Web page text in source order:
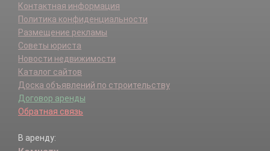
Ельдигино с.
Жилкино д.
Жуковка д.
Заветы Ильича мкр.
Зверосовхоза п.
Звягино мкр.
Зеленоградский дп.
Зеленый п.
Зеленый Городок п.
И.Арманд мкр.
Контактная информация
Политика конфиденциальности
Размещение рекламы
Советы юриста
Новости недвижимости
Каталог сайтов
Доска объявлений по строительству
Договор аренды
Обратная связь
В аренду: